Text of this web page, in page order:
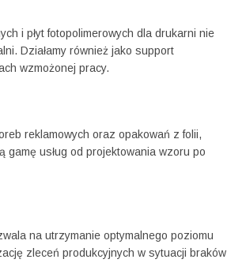
i płyt fotopolimerowych dla drukarni nie
Działamy również jako support
wzmożonej pracy.
reklamowych oraz opakowań z folii,
gamę usług od projektowania wzoru po
na utrzymanie optymalnego poziomu
zleceń produkcyjnych w sytuacji braków